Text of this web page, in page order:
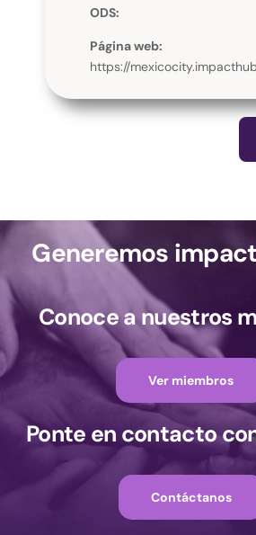
ODS:
Página web:
https://
Generemos
Conoce a nuestros
Ver miembros
Ponte en contacto
Contáctanos